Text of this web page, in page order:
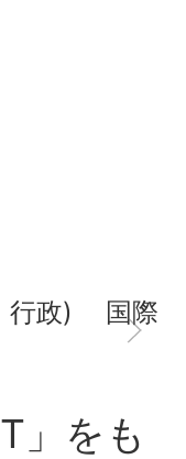
行政) 国際
」をも